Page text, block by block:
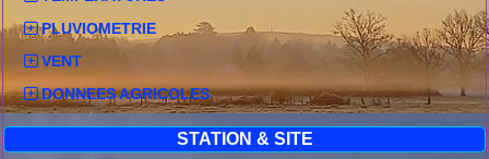
PLUVIOMETRIE
VENT
DONNEES AGRICOLES
STATION & SITE